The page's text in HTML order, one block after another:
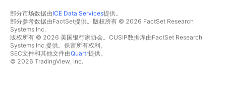
部分市场数据由ICE Data Services提供。
部分参考数据由FactSet提供。版权所有 © 2026 FactSet Research
Systems Inc.
版权所有 © 2026 美国银行家协会。CUSIP数据库由FactSet Research
Systems Inc.提供。保留所有权利。
SEC文件和其他文件由Quartr提供。
© 2026 TradingView, Inc.